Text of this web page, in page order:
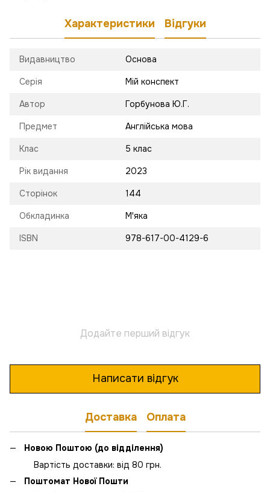
Характеристики Відгуки
Видавництво Основа
Серія Мій конспект
Автор Горбунова Ю.Г.
Предмет Англійська мова
Клас 5 клас
Рік видання 2023
Сторінок 144
Обкладинка М'яка
ISBN 978-617-00-4129-6
Додайте перший відгук
Написати відгук
Доставка Оплата
Новою Поштою (до відділення)
Вартість доставки: від 80 грн.
Поштомат Нової Пошти